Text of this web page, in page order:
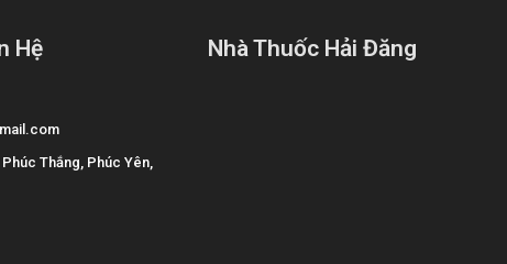
Hệ
Thắng, Phúc Yên,
Nhà Thuốc Hải Đăng